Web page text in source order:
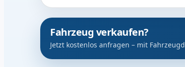
Fahrzeug verkaufen?
Jetzt kostenlos anfragen – mit